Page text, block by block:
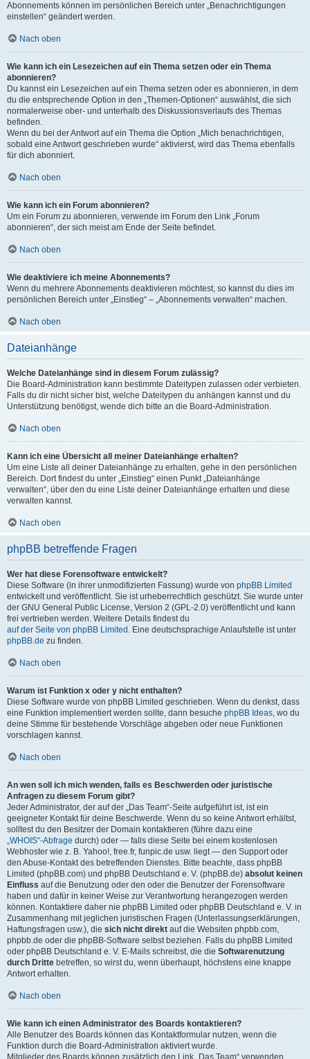
Abonnements können im persönlichen Bereich unter „Benachrichtigungen
einstellen“ geändert werden.
Nach oben
Wie kann ich ein Lesezeichen auf ein Thema setzen oder ein Thema
abonnieren?
Du kannst ein Lesezeichen auf ein Thema setzen oder es abonnieren, in dem
du die entsprechende Option in den „Themen-Optionen“ auswählst, die sich
normalerweise ober- und unterhalb des Diskussionsverlaufs des Themas
befinden.
Wenn du bei der Antwort auf ein Thema die Option „Mich benachrichtigen,
sobald eine Antwort geschrieben wurde“ aktivierst, wird das Thema ebenfalls
für dich abonniert.
Nach oben
Wie kann ich ein Forum abonnieren?
Um ein Forum zu abonnieren, verwende im Forum den Link „Forum
abonnieren“, der sich meist am Ende der Seite befindet.
Nach oben
Wie deaktiviere ich meine Abonnements?
Wenn du mehrere Abonnements deaktivieren möchtest, so kannst du dies im
persönlichen Bereich unter „Einstieg“ – „Abonnements verwalten“ machen.
Nach oben
Dateianhänge
Welche Dateianhänge sind in diesem Forum zulässig?
Die Board-Administration kann bestimmte Dateitypen zulassen oder verbieten.
Falls du dir nicht sicher bist, welche Dateitypen du anhängen kannst und du
Unterstützung benötigst, wende dich bitte an die Board-Administration.
Nach oben
Kann ich eine Übersicht all meiner Dateianhänge erhalten?
Um eine Liste all deiner Dateianhänge zu erhalten, gehe in den persönlichen
Bereich. Dort findest du unter „Einstieg“ einen Punkt „Dateianhänge
verwalten“, über den du eine Liste deiner Dateianhänge erhalten und diese
verwalten kannst.
Nach oben
phpBB betreffende Fragen
Wer hat diese Forensoftware entwickelt?
Diese Software (in ihrer unmodifizierten Fassung) wurde von phpBB Limited
entwickelt und veröffentlicht. Sie ist urheberrechtlich geschützt. Sie wurde unter
der GNU General Public License, Version 2 (GPL-2.0) veröffentlicht und kann
frei vertrieben werden. Weitere Details findest du
auf der Seite von phpBB Limited . Eine deutschsprachige Anlaufstelle ist unter
phpBB.de zu finden.
Nach oben
Warum ist Funktion x oder y nicht enthalten?
Diese Software wurde von phpBB Limited geschrieben. Wenn du denkst, dass
eine Funktion implementiert werden sollte, dann besuche phpBB Ideas, wo du
deine Stimme für bestehende Vorschläge abgeben oder neue Funktionen
vorschlagen kannst.
Nach oben
An wen soll ich mich wenden, falls es Beschwerden oder juristische
Anfragen zu diesem Forum gibt?
Jeder Administrator, der auf der „Das Team“-Seite aufgeführt ist, ist ein
geeigneter Kontakt für deine Beschwerde. Wenn du so keine Antwort erhältst,
solltest du den Besitzer der Domain kontaktieren (führe dazu eine
„WHOIS“-Abfrage durch) oder — falls diese Seite bei einem kostenlosen
Webhoster wie z. B. Yahoo!, free.fr, funpic.de usw. liegt — den Support oder
den Abuse-Kontakt des betreffenden Dienstes. Bitte beachte, dass phpBB
Limited (phpBB.com) und phpBB Deutschland e. V. (phpBB.de) absolut keinen
Einfluss auf die Benutzung oder den oder die Benutzer der Forensoftware
haben und dafür in keiner Weise zur Verantwortung herangezogen werden
können. Kontaktiere daher nie phpBB Limited oder phpBB Deutschland e. V. in
Zusammenhang mit jeglichen juristischen Fragen (Unterlassungserklärungen,
Haftungsfragen usw.), die sich nicht direkt auf die Websiten phpbb.com,
phpbb.de oder die phpBB-Software selbst beziehen. Falls du phpBB Limited
oder phpBB Deutschland e. V. E-Mails schreibst, die die Softwarenutzung
durch Dritte betreffen, so wirst du, wenn überhaupt, höchstens eine knappe
Antwort erhalten.
Nach oben
Wie kann ich einen Administrator des Boards kontaktieren?
Alle Benutzer des Boards können das Kontaktformular nutzen, wenn die
Funktion durch die Board-Administration aktiviert wurde.
Mitglieder des Boards können zusätzlich den Link „Das Team“ verwenden.